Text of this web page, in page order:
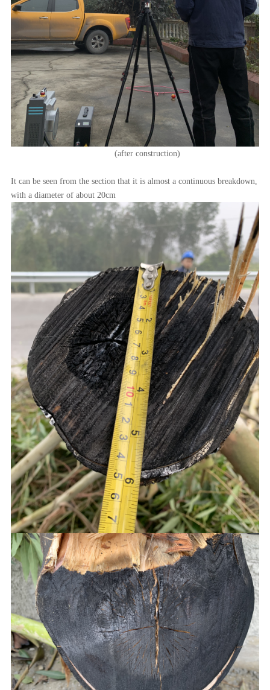
(after construction)
It can be seen from the section that it is almost a continuous breakdown,
with a diameter of about 20cm